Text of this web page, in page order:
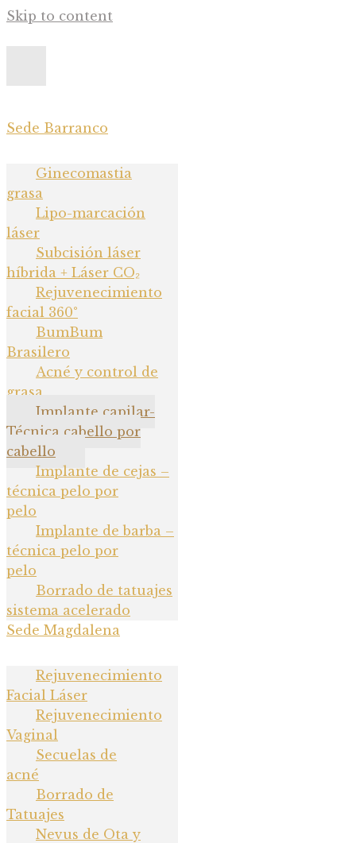
Skip to content
Ginecomastia grasa
Lipo-marcación láser
Subcisión láser híbrida +
Láser CO₂
Rejuvenecimiento facial
360°
BumBum Brasilero
Acné y control de grasa
Técnica cabello por
cabello
Implante de cejas –
técnica pelo por pelo
Implante de barba –
técnica pelo por pelo
Borrado de tatuajes
sistema acelerado
Rejuvenecimiento Facial
Láser
Rejuvenecimiento
Sede Barranco
Ginecomastia
grasa
Lipo-marcación
láser
Subcisión láser
híbrida + Láser CO₂
Rejuvenecimiento
facial 360°
BumBum
Brasilero
Acné y control de
grasa
Implante capilar-
Técnica cabello por
cabello
Implante de cejas –
técnica pelo por
pelo
Implante de barba –
técnica pelo por
pelo
Borrado de tatuajes
sistema acelerado
Sede Magdalena
Rejuvenecimiento
Facial Láser
Rejuvenecimiento
Vaginal
Secuelas de
acné
Borrado de
Tatuajes
Nevus de Ota y